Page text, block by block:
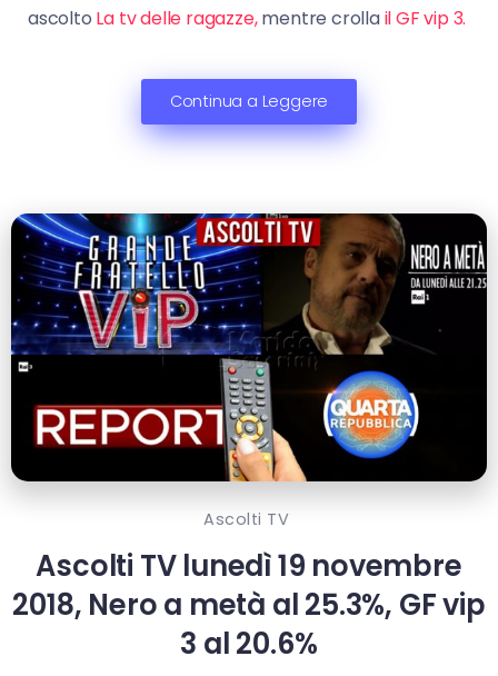
ascolto La tv delle ragazze,mentre crollail GF vip 3.
Continua a Leggere
Ascolti TV
Ascolti TV lunedì 19 novembre
2018, Nero a metà al 25.3%, GF vip
3 al 20.6%